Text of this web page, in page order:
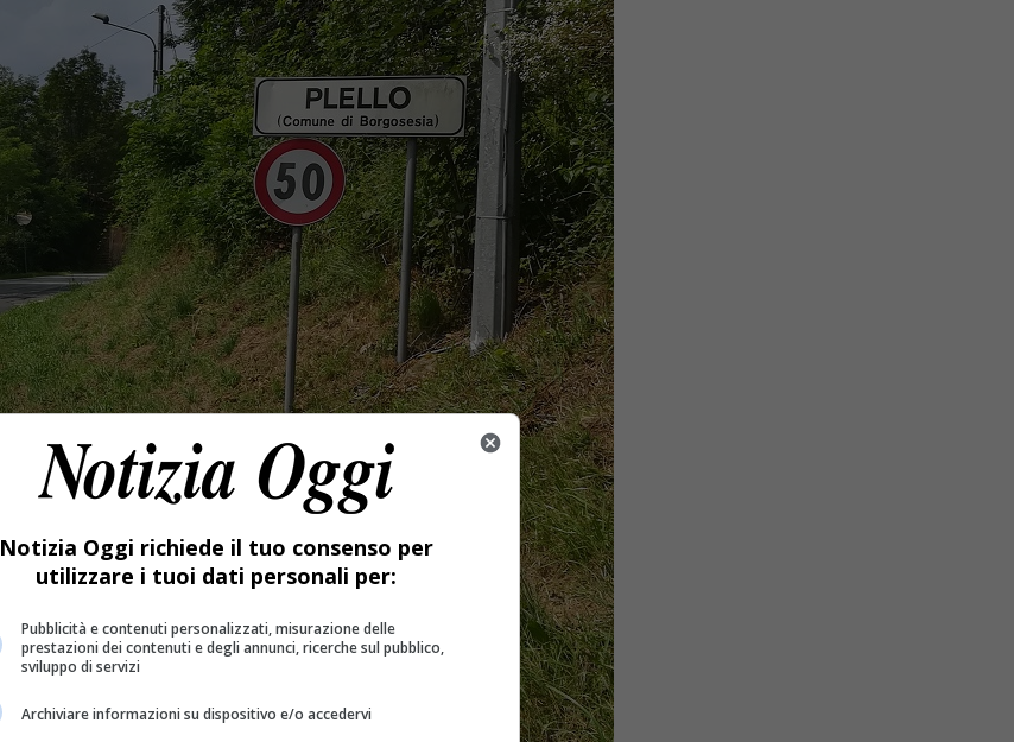
Notizia Oggi richiede il tuo consenso per
utilizzare i tuoi dati personali per:
Pubblicità e contenuti personalizzati, misurazione delle
prestazioni dei contenuti e degli annunci, ricerche sul pubblico,
sviluppo di servizi
Archiviare informazioni su dispositivo e/o accedervi